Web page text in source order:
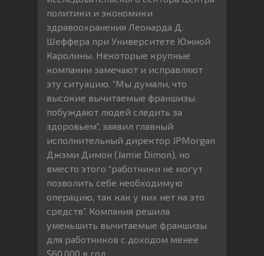
политики и экономики
здравоохранения Леонарда Д.
Шеффера при Университете Южной
Каролины. Некоторые крупные
компании замечают и исправляют
эту ситуацию. “Мы думали, что
высокие вычитаемые франшизы
побуждают людей следить за
здоровьем”, заявил главный
исполнительный директор JPMorgan
Джэми Димон (Jamie Dimon), но
вместо этого “работники не могут
позволить себе необходимую
операцию, так как у них нет на это
средств”. Компания решила
уменьшить вычитаемые франшизы
для работников с доходом менее
$60,000 в год.